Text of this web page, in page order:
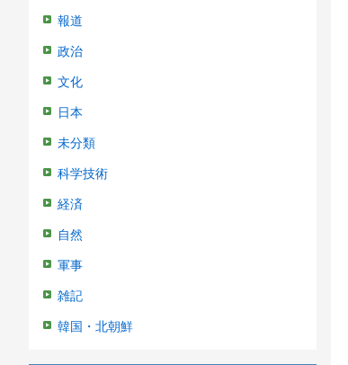
報道
政治
文化
日本
未分類
科学技術
経済
自然
軍事
雑記
韓国・北朝鮮